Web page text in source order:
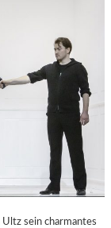
sein charmantes